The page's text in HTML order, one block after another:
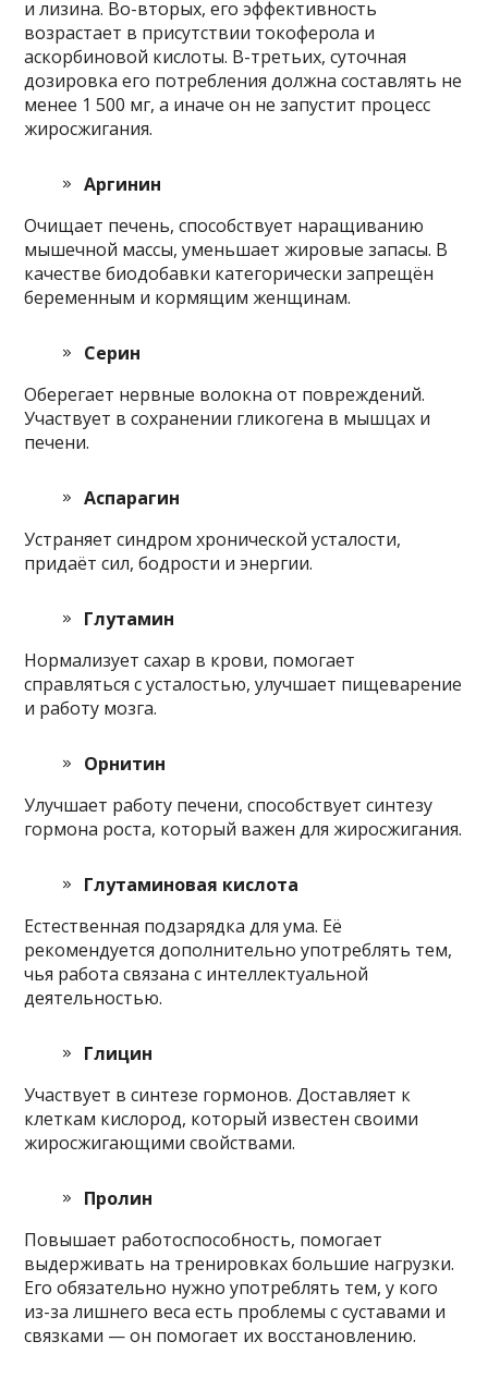
и лизина. Во-вторых, его эффективность
возрастает в присутствии токоферола и
аскорбиновой кислоты. В-третьих, суточная
дозировка его потребления должна составлять не
менее 1 500 мг, а иначе он не запустит процесс
жиросжигания.
Аргинин
Очищает печень, способствует наращиванию
мышечной массы, уменьшает жировые запасы. В
качестве биодобавки категорически запрещён
беременным и кормящим женщинам.
Серин
Оберегает нервные волокна от повреждений.
Участвует в сохранении гликогена в мышцах и
печени.
Аспарагин
Устраняет синдром хронической усталости,
придаёт сил, бодрости и энергии.
Глутамин
Нормализует сахар в крови, помогает
справляться с усталостью, улучшает пищеварение
и работу мозга.
Орнитин
Улучшает работу печени, способствует синтезу
гормона роста, который важен для жиросжигания.
Глутаминовая кислота
Естественная подзарядка для ума. Её
рекомендуется дополнительно употреблять тем,
чья работа связана с интеллектуальной
деятельностью.
Глицин
Участвует в синтезе гормонов. Доставляет к
клеткам кислород, который известен своими
жиросжигающими свойствами.
Пролин
Повышает работоспособность, помогает
выдерживать на тренировках большие нагрузки.
Его обязательно нужно употреблять тем, у кого
из-за лишнего веса есть проблемы с суставами и
связками — он помогает их восстановлению.